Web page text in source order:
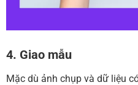
4. Giao mẫu
Mặc dù ảnh chụp và dữ liệu